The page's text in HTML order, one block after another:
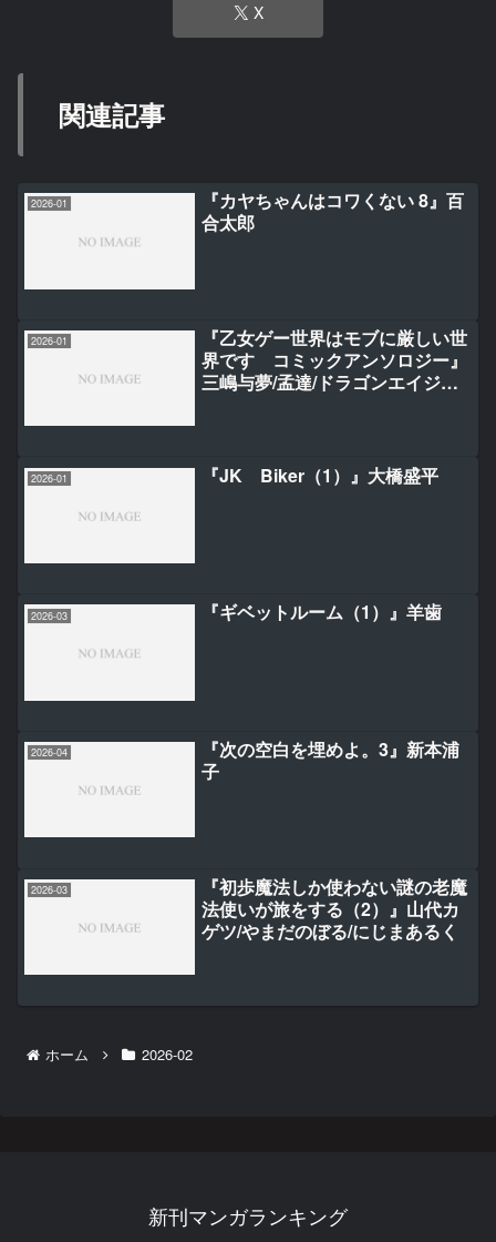
X
関連記事
2026-01
『カヤちゃんはコワくない 8』百
合太郎
2026-01
『乙女ゲー世界はモブに厳しい世
界です コミックアンソロジー』
三嶋与夢/孟達/ドラゴンエイジ編
2026-01 『JK Biker（1）』大橋盛平
2026-03 『ギベットルーム（1）』羊歯
2026-04
『次の空白を埋めよ。3』新本浦
子
2026-03
『初歩魔法しか使わない謎の老魔
法使いが旅をする（2）』山代カ
ゲツ/やまだのぼる/にじまあるく
ホーム 2026-02
新刊マンガランキング